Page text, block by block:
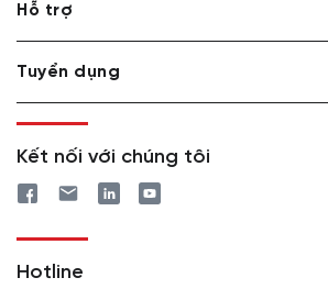
Hỗ trợ
Tuyển dụng
Kết nối với chúng tôi
Hotline